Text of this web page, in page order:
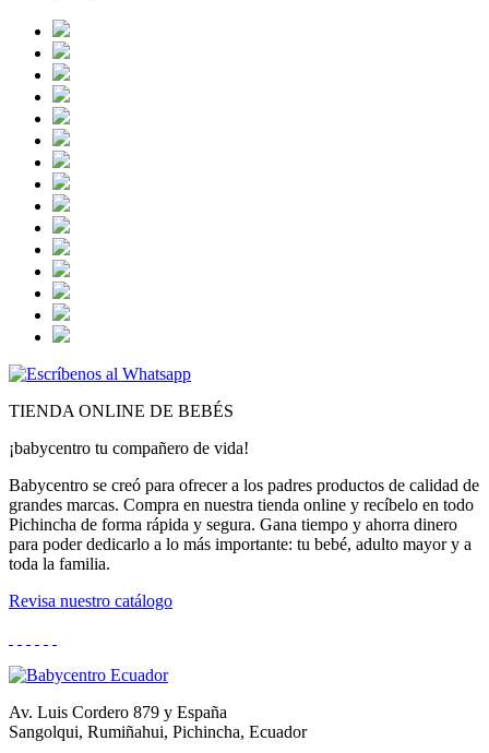
TIENDA ONLINE DE BEBÉS
¡babycentro tu compañero de vida!
Babycentro se creó para ofrecer a los padres productos de calidad de
grandes marcas. Compra en nuestra tienda online y recíbelo en todo
Pichincha de forma rápida y segura. Gana tiempo y ahorra dinero
para poder dedicarlo a lo más importante: tu bebé, adulto mayor y a
toda la familia.
Revisa nuestro catálogo
Av. Luis Cordero 879 y España
Sangolqui, Rumiñahui, Pichincha, Ecuador